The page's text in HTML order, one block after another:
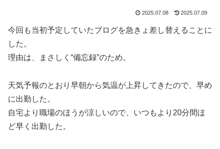
2025.07.08 2025.07.09
今回も当初予定していたブログを急きょ差し替えることに
した。
理由は、まさしく“備忘録”のため。
天気予報のとおり早朝から気温が上昇してきたので、早め
に出勤した。
自宅より職場のほうが涼しいので、いつもより20分間ほ
ど早く出勤した。